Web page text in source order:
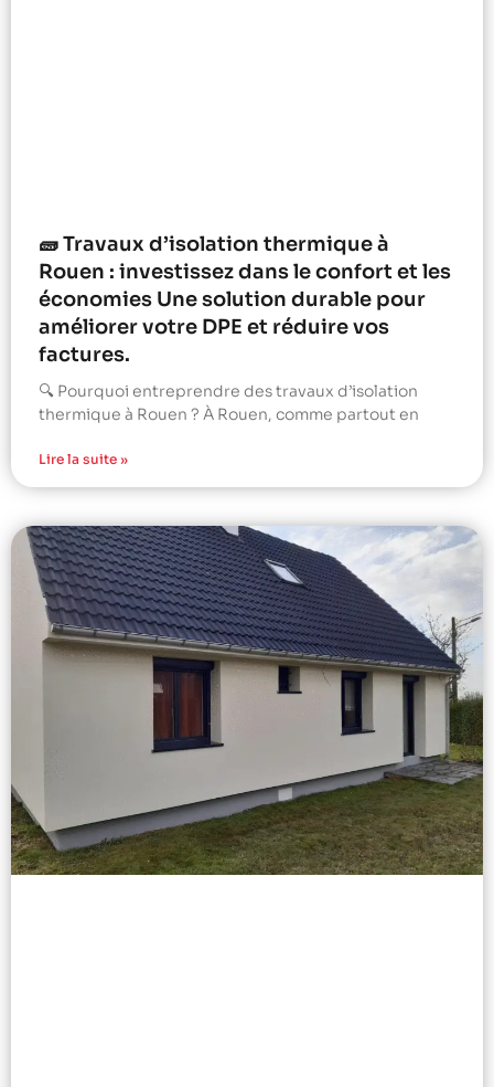
🧱 Travaux d’isolation thermique à
Rouen : investissez dans le confort et les
économies Une solution durable pour
améliorer votre DPE et réduire vos
factures.
🔍 Pourquoi entreprendre des travaux d’isolation
thermique à Rouen ? À Rouen, comme partout en
Lire la suite »